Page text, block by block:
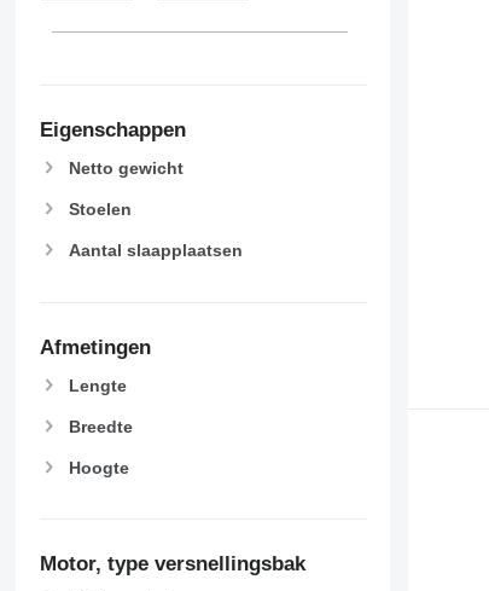
Eigenschappen
Netto gewicht
Stoelen
Aantal slaapplaatsen
Afmetingen
Lengte
Breedte
Hoogte
Motor, type versnellingsbak